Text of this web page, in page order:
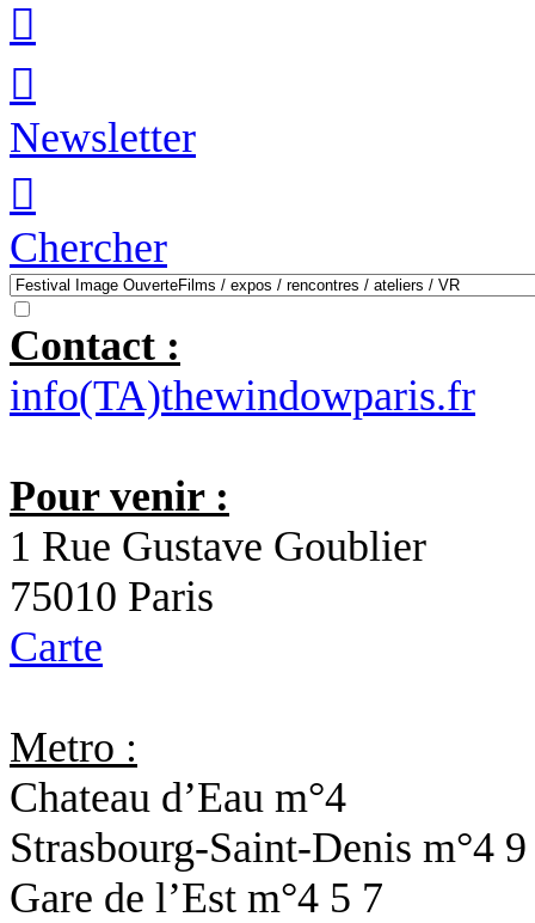


Newsletter

Chercher
Contact :
info(TA)thewindowparis.fr
Pour venir :
1 Rue Gustave Goublier
75010 Paris
Carte
Metro :
Chateau d’Eau m°4
Strasbourg-Saint-Denis m°4
Gare de l’Est m°4 5 7